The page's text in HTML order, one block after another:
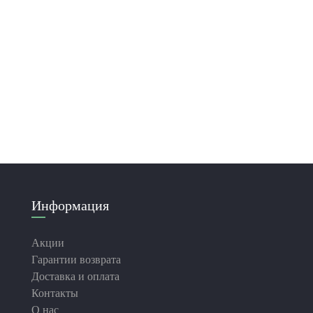
Информация
Акции
Гарантии возврата
Доставка и оплата
Контакты
О нас